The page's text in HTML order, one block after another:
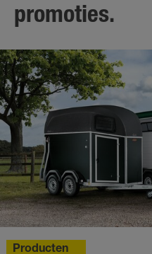
promoties.
Producten